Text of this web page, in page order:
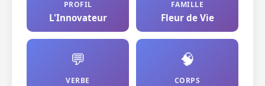
PROFIL
L'Innovateur
FAMILLE
Fleur de Vie
💬
VERBE
🧠
CORPS